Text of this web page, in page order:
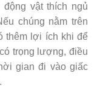
vật thích ngủ
chúng nằm trên
thêm lợi ích khi để
trọng lượng, điều
gian đi vào giấc